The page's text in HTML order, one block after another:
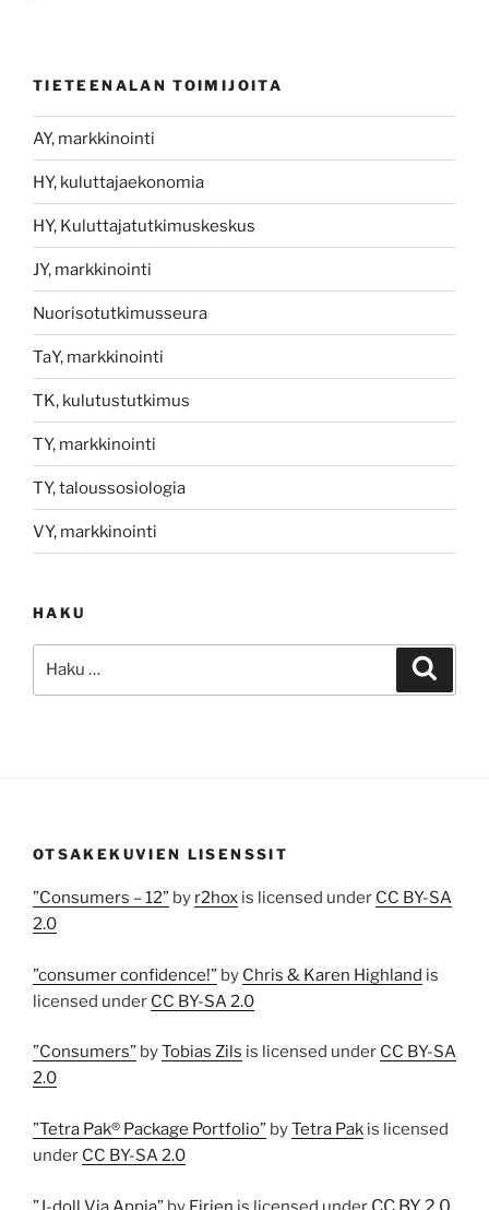
TIETEENALAN TOIMIJOITA
AY, markkinointi
HY, kuluttajaekonomia
HY, Kuluttajatutkimuskeskus
JY, markkinointi
Nuorisotutkimusseura
TaY, markkinointi
TK, kulutustutkimus
TY, markkinointi
TY, taloussosiologia
VY, markkinointi
HAKU
OTSAKEKUVIEN LISENSSIT
”Consumers – 12” by r2hox is licensed under CC BY-SA
2.0
”consumer confidence!” by Chris & Karen Highland is
licensed under CC BY-SA 2.0
”Consumers” byTobias Zils is licensed under CC BY-SA
2.0
”Tetra Pak® Package Portfolio” byTetra Pak is licensed
under CC BY-SA 2.0